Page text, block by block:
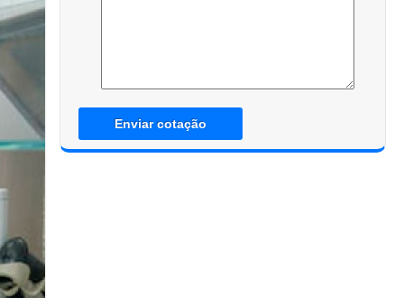
Enviar cotação